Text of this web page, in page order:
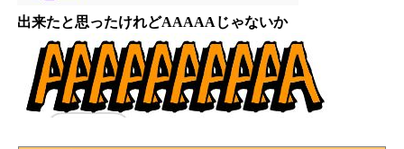
出来たと思ったけれどAAAAAじゃないか